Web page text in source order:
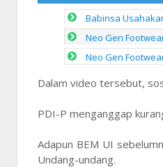
Babinsa
Neo Gen
Neo Gen
Dalam video tersebut,
PDI-P menganggap
Adapun BEM UI
Undang-undang.